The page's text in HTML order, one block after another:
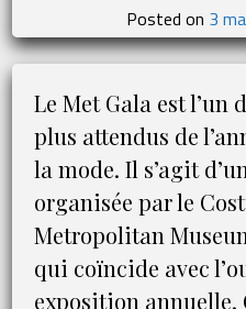
Posted on 3
Le Met Gala est l’un
plus attendus de
la mode. Il s’agit
organisée par le
Metropolitan
qui coïncide avec
exposition annuelle.